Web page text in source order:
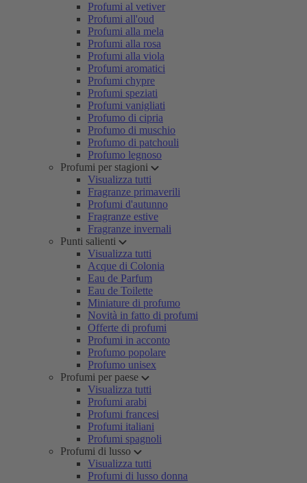
Profumi al vetiver
Profumi all'oud
Profumi alla mela
Profumi alla rosa
Profumi alla viola
Profumi aromatici
Profumi chypre
Profumi speziati
Profumi vanigliati
Profumo di cipria
Profumo di muschio
Profumo di patchouli
Profumo legnoso
Profumi per stagioni
Visualizza tutti
Fragranze primaverili
Profumi d'autunno
Fragranze estive
Fragranze invernali
Punti salienti
Visualizza tutti
Acque di Colonia
Eau de Parfum
Eau de Toilette
Miniature di profumo
Novità in fatto di profumi
Offerte di profumi
Profumi in acconto
Profumo popolare
Profumo unisex
Profumi per paese
Visualizza tutti
Profumi arabi
Profumi francesi
Profumi italiani
Profumi spagnoli
Profumi di lusso
Visualizza tutti
Profumi di lusso donna